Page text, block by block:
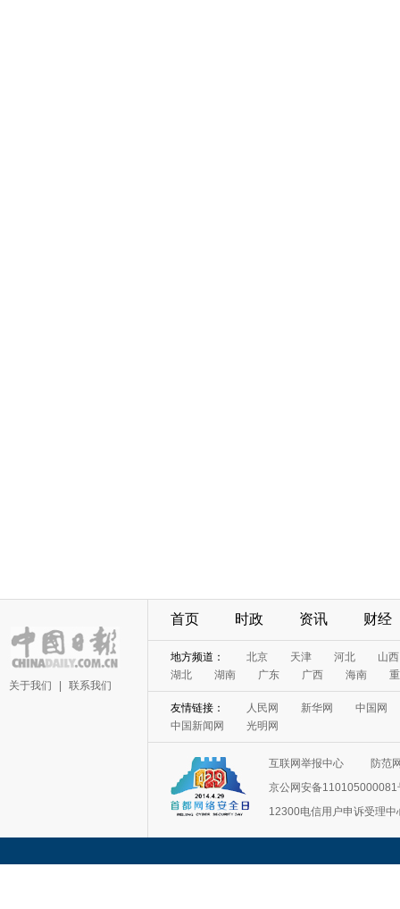
关于我们 联系我们
首页 时政 资讯 财经
地方频道： 北京 天津 河北
山西
湖北
湖南 广东 广西 海南
友情链接： 人民网 新华网
中国网
中国新闻网
光明网
互联网举报中心
防范
京公网安备110105000081
12300电信用户申诉受理中